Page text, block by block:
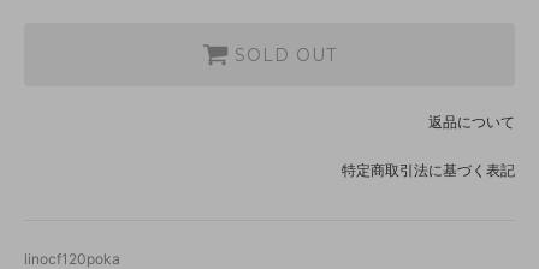
SOLD OUT
返品について
特定商取引法に基づく表記
linocf120poka